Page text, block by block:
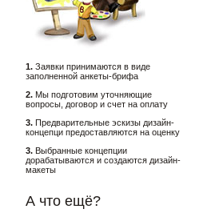
1. Заявки принимаются в виде
заполненной анкеты-брифа
2. Мы подготовим уточняющие
вопросы, договор и счет на оплату
3. Предварительные эскизы дизайн-
концепци предоставляются на оценку
3. Выбранные концепции
дорабатываются и создаются дизайн-
макеты
А что ещё?